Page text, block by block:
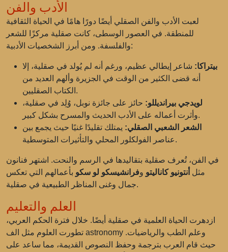
الأدب والفن
لعبت الأدب والفن الصقلي أيضًا دورًا هامًا في الحياة الثقافية
للمنطقة. في العصور الوسطى، كانت صقلية مركزًا للشعر
والفلسفة. ومن أبرز الشخصيات الأدبية:
بيتراكا: شاعر إيطالي عظيم، ورغم أنه لم يُولد في صقلية، إلا
أنه قضى الكثير من الوقت في الجزيرة وألهم العديد من
الكتاب الصقليين.
لويدجي بيرانديللو: حائز على جائزة نوبل، وُلِد في صقلية،
وأثرت أعماله على الأدب الحديث والمسرح بشكل كبير.
الشعر الشعبي الصقلي: يمتلك تقليدًا غنيًا حيث يجمع بين
عناصر الفولكلور المحلي والتأثيرات المتوسطية.
في الفن، تُعرف صقلية بتقاليدها في الرسم والنحت. اشتهر فنانون
مثل أنتونيو كاناليتو وفرانشيسكو لو سكو بأعمالهم التي تعكس
جمال وغنى المناظر الطبيعية في صقلية.
العلم والتعليم
ازدهرت الحياة العلمية في صقلية أيضًا. خلال فترة الحكم العربي،
تطورت العلوم مثل الف astronomy وعلم الطب والرياضيات.
حيث قام العرب بترجمة وحفظ النصوص القديمة، مما ساعد على